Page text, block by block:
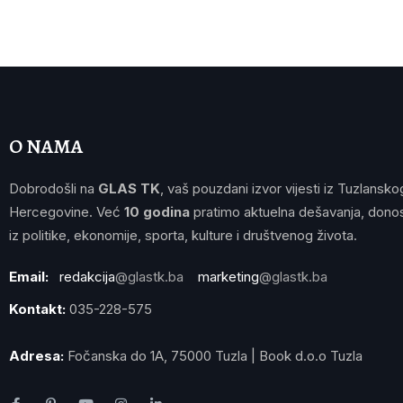
O NAMA
Dobrodošli na GLAS TK , vaš pouzdani izvor vijesti iz
Hercegovine. Već 10 godina pratimo aktuelna dešavanja,
iz politike, ekonomije, sporta, kulture i društvenog života.
Email: redakcija@glastk.ba marketing@glastk.ba
Kontakt: 035-228-575
Adresa: Fočanska do 1A, 75000 Tuzla | Book d.o.o Tuzla